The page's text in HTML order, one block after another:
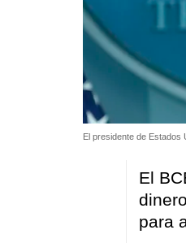
El presidente de Estados
El
para